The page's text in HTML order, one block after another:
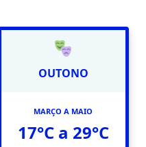
OUTONO
MARÇO A MAIO
17°C a 29°C